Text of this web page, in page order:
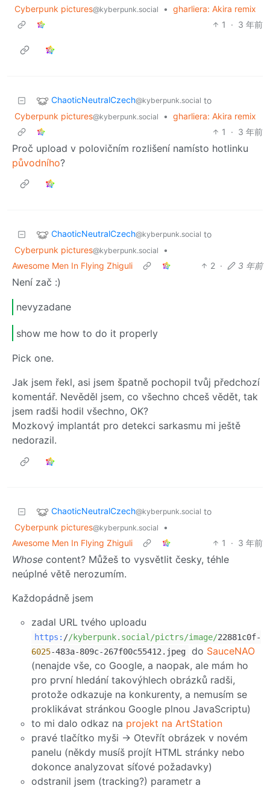
Cyberpunk pictures@kyberpunk.social • gharliera: Akira remix
1
· 3 年前
ChaoticNeutralCzech@kyberpunk.social to
Cyberpunk pictures@kyberpunk.social • gharliera: Akira remix
1
· 3 年前
Proč upload v polovičním rozlišení namísto hotlinku
původního?
ChaoticNeutralCzech@kyberpunk.social to
Cyberpunk pictures@kyberpunk.social
•
Awesome Men In Flying Zhiguli
2 · 3 年前
Není zač :)
nevyzadane
show me how to do it properly
Pick one.
Jak jsem řekl, asi jsem špatně pochopil tvůj předchozí
komentář. Nevěděl jsem, co všechno chceš vědět, tak
jsem radši hodil všechno, OK?
Mozkový implantát pro detekci sarkasmu mi ještě
nedorazil.
ChaoticNeutralCzech@kyberpunk.social to
Cyberpunk pictures@kyberpunk.social
•
Awesome Men In Flying Zhiguli
1 · 3 年前
Whose content? Můžeš to vysvětlit česky, téhle
neúplné větě nerozumím.
Každopádně jsem
zadal URL tvého uploadu
https: //kyberpunk.social/pictrs/image/22881c0f-
6025-483a-809c-267f00c55412.jpeg do SauceNAO
(nenajde vše, co Google, a naopak, ale mám ho
pro první hledání takovýhlech obrázků radši,
protože odkazuje na konkurenty, a nemusím se
proklikávat stránkou Google plnou JavaScriptu)
to mi dalo odkaz na projekt na ArtStation
pravé tlačítko myši → Otevřít obrázek v novém
panelu (někdy musíš projít HTML stránky nebo
dokonce analyzovat síťové požadavky)
odstranil jsem (tracking?) parametr a